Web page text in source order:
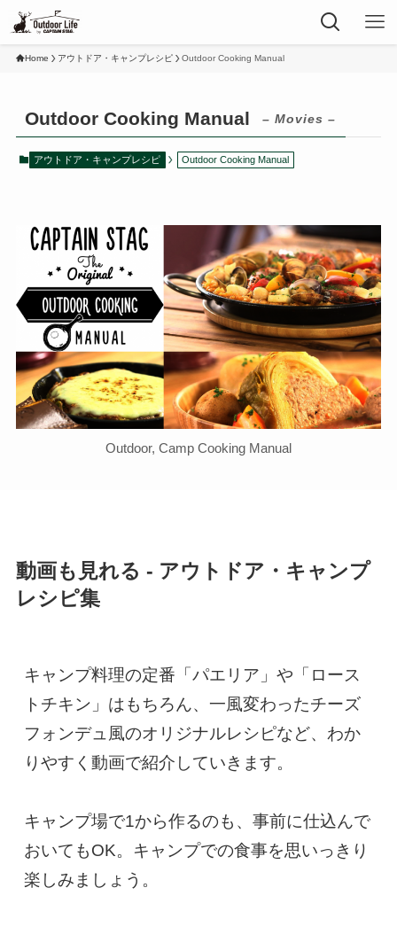
Home アウトドア・キャンプレシピ Outdoor Cooking Manual
Outdoor Cooking Manual – Movies –
アウトドア・キャンプレシピ Outdoor Cooking Manual
Outdoor, Camp Cooking Manual
動画も見れる - アウトドア・キャンプ
レシピ集
キャンプ料理の定番「パエリア」や「ロース
トチキン」はもちろん、一風変わったチーズ
フォンデュ風のオリジナルレシピなど、わか
りやすく動画で紹介していきます。
キャンプ場で1から作るのも、事前に仕込んで
おいてもOK。キャンプでの食事を思いっきり
楽しみましょう。